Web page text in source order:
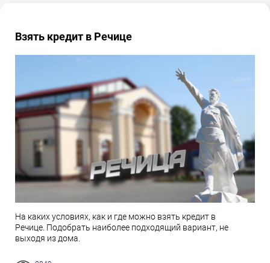
Взять кредит в Речице
На каких условиях, как и где можно взять кредит в
Речице. Подобрать наиболее подходящий вариант, не
выходя из дома.